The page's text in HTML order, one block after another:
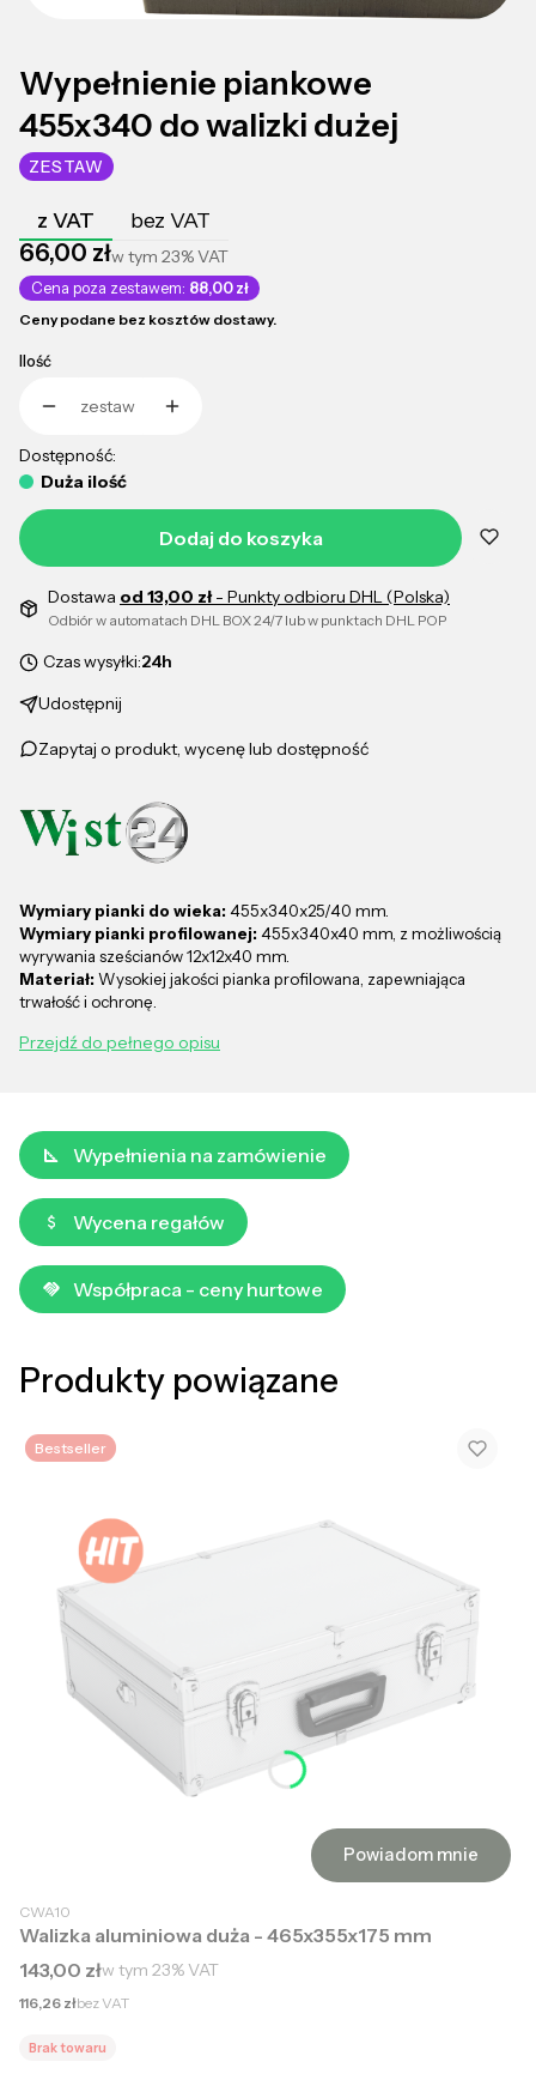
Wypełnienie piankowe
455x340 do walizki dużej
ZESTAW
z VAT bez VAT
Cena
66,00 złw tym 23%VAT
Cena poza zestawem: 88,00 zł
Ceny podane bez kosztów dostawy.
Ilość
zestaw
Dostępność:
Duża ilość
Dodaj do koszyka
Dostawa od 13,00 zł- Punkty odbioru DHL (Polska)
Odbiór w automatach DHL BOX 24/7 lub w punktach DHL POP
Czas wysyłki:24h
Udostępnij
Zapytaj o produkt, wycenę lub dostępność
Wymiary pianki do wieka: 455x340x25/40 mm.
Wymiary pianki profilowanej: 455x340x40 mm, z możliwością
wyrywania sześcianów 12x12x40 mm.
Materiał: Wysokiej jakości pianka profilowana, zapewniająca
trwałość i ochronę.
Przejdź do pełnego opisu
Wypełnienia na zamówienie
Wycena regałów
Współpraca - ceny hurtowe
Produkty powiązane
Bestseller
Powiadom mnie
CWA10
Walizka aluminiowa duża - 465x355x175 mm
Cena brutto
143,00 złw tym 23%VAT
Cena netto
116,26 złbez VAT
Brak towaru